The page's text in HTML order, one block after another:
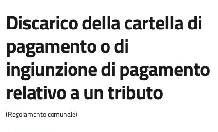
Discarico della cartella di
pagamento o di
ingiunzione di pagamento
relativo a un tributo
(Regolamento comunale)